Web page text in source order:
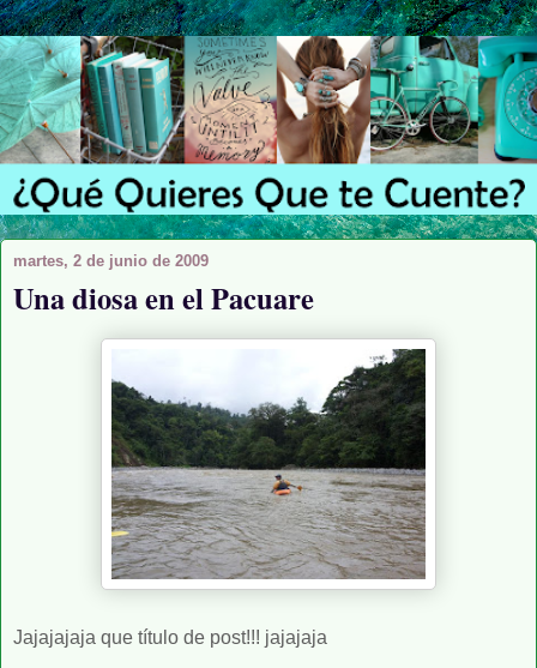
martes, 2 de junio de 2009
Una diosa en el Pacuare
Jajajajaja que título de post!!! jajajaja